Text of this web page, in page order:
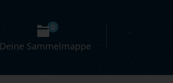
Deine Sammelmappe
0